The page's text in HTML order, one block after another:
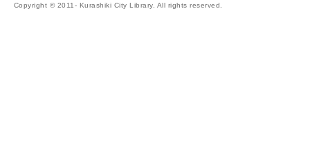
Copyright © 2011- Kurashiki City Library. All rights reserved.